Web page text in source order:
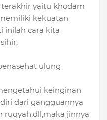
yaitu khodam
kekuatan
inilah cara kita
ulung
keinginan
dari gangguannya
ruqyah,dll,maka jinnya